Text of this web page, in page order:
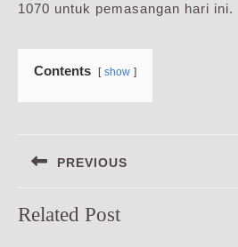
1070 untuk pemasangan hari ini.
Contents show
pos
PREVIOUS
post:
Related Post